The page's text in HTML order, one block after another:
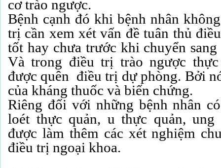
cơ trào ngược.
Bệnh cạnh đó khi bệnh nhân
trị cần xem xét vấn đề tuân thủ
tốt hay chưa trước khi chuyển
Và trong điều trị trào ngược
được quên điều trị dự phòng. Bởi
của kháng thuốc và biến chứng.
Riêng đối với những bệnh nhân
loét thực quản, u thực quản, ung
được làm thêm các xét nghiệm
điều trị ngoại khoa.